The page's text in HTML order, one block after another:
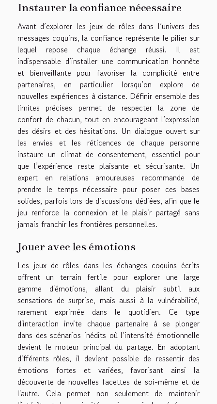
Instaurer la confiance nécessaire
Avant d’explorer les jeux de rôles dans l’univers des
messages coquins, la confiance représente le pilier sur
lequel repose chaque échange réussi. Il est
indispensable d’installer une communication honnête
et bienveillante pour favoriser la complicité entre
partenaires, en particulier lorsqu’on explore de
nouvelles expériences à distance. Définir ensemble des
limites précises permet de respecter la zone de
confort de chacun, tout en encourageant l’expression
des désirs et des hésitations. Un dialogue ouvert sur
les envies et les réticences de chaque personne
instaure un climat de consentement, essentiel pour
que l’expérience reste plaisante et sécurisante. Un
expert en relations amoureuses recommande de
prendre le temps nécessaire pour poser ces bases
solides, parfois lors de discussions dédiées, afin que le
jeu renforce la connexion et le plaisir partagé sans
jamais franchir les frontières personnelles.
Jouer avec les émotions
Les jeux de rôles dans les échanges coquins écrits
offrent un terrain fertile pour explorer une large
gamme d'émotions, allant du plaisir subtil aux
sensations de surprise, mais aussi à la vulnérabilité,
rarement exprimée dans le quotidien. Ce type
d'interaction invite chaque partenaire à se plonger
dans des scénarios inédits où l’intensité émotionnelle
devient le moteur principal du partage. En adoptant
différents rôles, il devient possible de ressentir des
émotions fortes et variées, favorisant ainsi la
découverte de nouvelles facettes de soi-même et de
l'autre. Cela permet non seulement de maintenir